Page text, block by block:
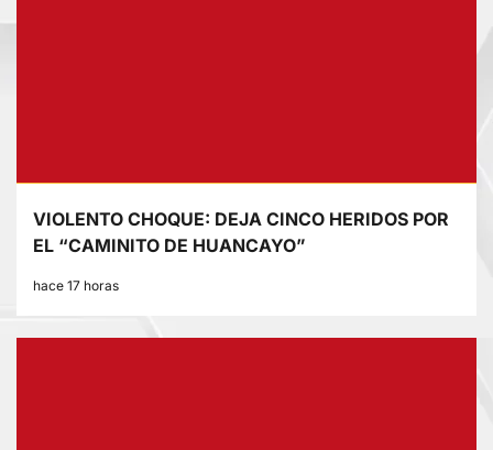
VIOLENTO CHOQUE: DEJA CINCO HERIDOS POR
EL “CAMINITO DE HUANCAYO”
hace 17 horas